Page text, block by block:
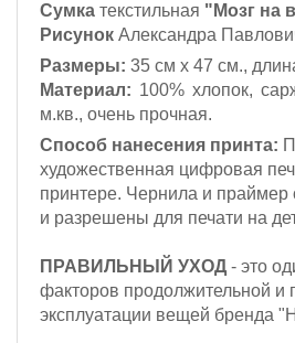
Сумка текстильная "Мозг на
Рисунок Александра
Размеры: 35 см х 47 см.,
Материал: 100% хлопок,
м.кв., очень прочная.
Способ нанесения принта:
художественная цифровая
принтере. Чернила и
и разрешены для печати на
ПРАВИЛЬНЫЙ УХОД - это
факторов продолжительной и
эксплуатации вещей бренда